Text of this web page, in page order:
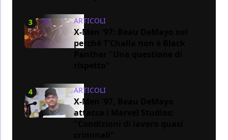
3 ARTICOLI
X-Men '97: Beau DeMayo sul
perché T'Challa non è Black
4 ARTICOLI
X-Men '97, Beau DeMayo
attacca i Marvel Studios: